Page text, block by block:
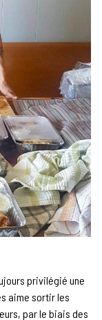
privilégié une
aime sortir les
par le biais des